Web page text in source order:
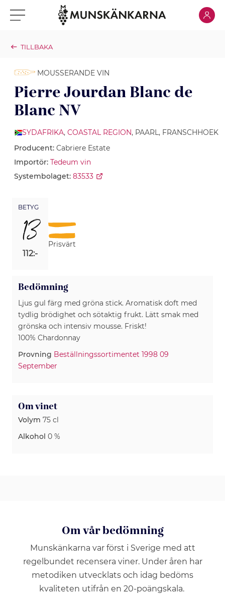
Klicka för meny Klicka
TILLBAKA
MOUSSERANDE VIN
Pierre Jourdan Blanc de
Blanc NV
SYDAFRIKA, COASTAL REGION, PAARL, FRANSCHHOEK
Producent: Cabriere Estate
Importör: Tedeum vin
Systembolaget: 83533
BETYG
13
112:-
Prisvärt
Bedömning
Ljus gul färg med gröna stick. Aromatisk doft med
tydlig brödighet och sötaktig frukt. Lätt smak med
grönska och intensiv mousse. Friskt!
100% Chardonnay
Provning Beställningssortimentet 1998 09
September
Om vinet
Volym 75 cl
Alkohol 0 %
Om vår bedömning
Munskänkarna var först i Sverige med att
regelbundet recensera viner. Under åren har
metodiken utvecklats och idag bedöms
kvaliteten utifrån en 20-poängskala.